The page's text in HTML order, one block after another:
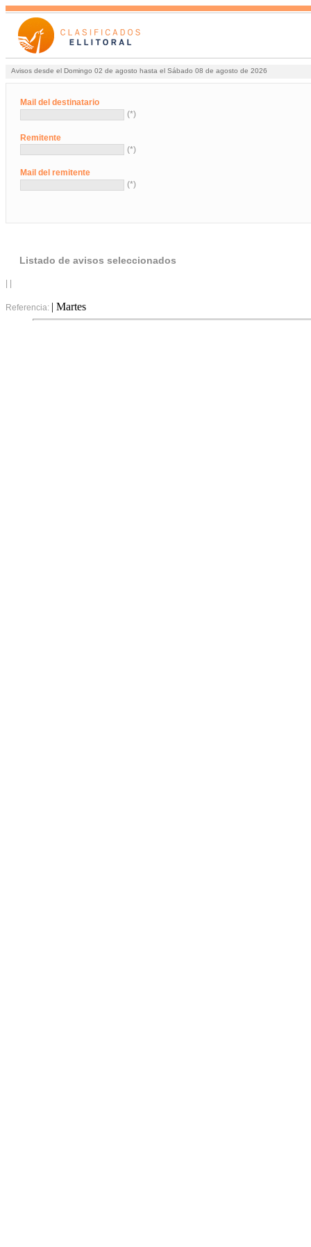
Avisos desde el Domingo 02 de agosto hasta el Sábado 08 de agosto de 2026
Mail del destinatario
(*)
Remitente
(*)
Mail del remitente
(*)
Listado de avisos seleccionados
Referencia: | Martes